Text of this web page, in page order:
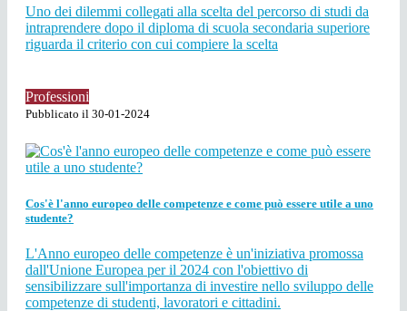
Uno dei dilemmi collegati alla scelta del percorso di studi da
intraprendere dopo il diploma di scuola secondaria superiore
riguarda il criterio con cui compiere la scelta
Professioni
Pubblicato il 30-01-2024
Cos'è l'anno europeo delle competenze e come può essere utile a uno
studente?
L'Anno europeo delle competenze è un'iniziativa promossa
dall'Unione Europea per il 2024 con l'obiettivo di
sensibilizzare sull'importanza di investire nello sviluppo delle
competenze di studenti, lavoratori e cittadini.